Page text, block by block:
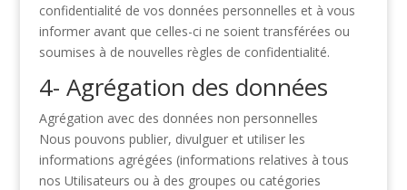
confidentialité de vos données personnelles et à vous
informer avant que celles-ci ne soient transférées ou
soumises à de nouvelles règles de confidentialité.
4- Agrégation des données
Agrégation avec des données non personnelles
Nous pouvons publier, divulguer et utiliser les
informations agrégées (informations relatives àtous
nos Utilisateurs ou à des groupes ou catégories